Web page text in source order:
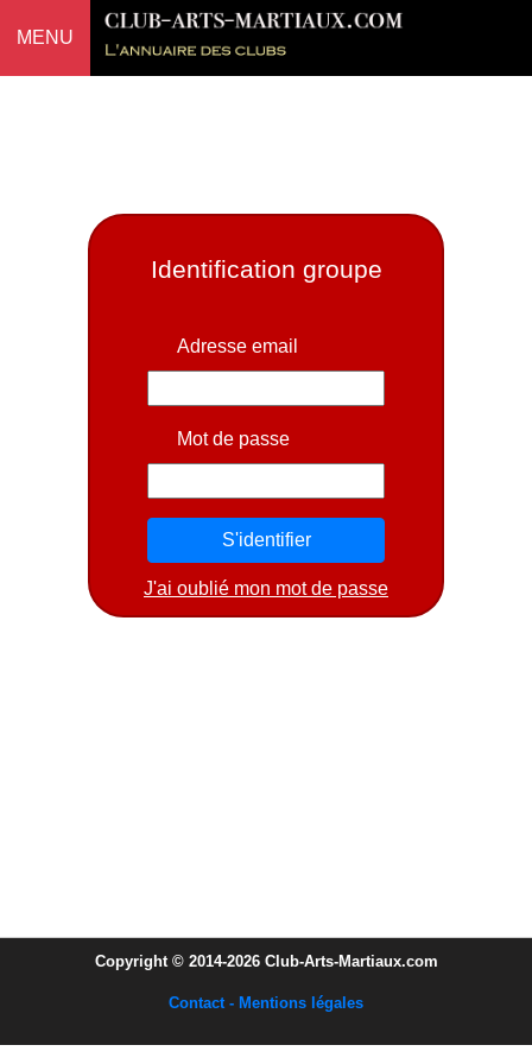
MENU
Identification groupe
Adresse email
Mot de passe
J'ai oublié mon mot de passe
Copyright © 2014-2026 Club-Arts-Martiaux.com
Contact - Mentions légales